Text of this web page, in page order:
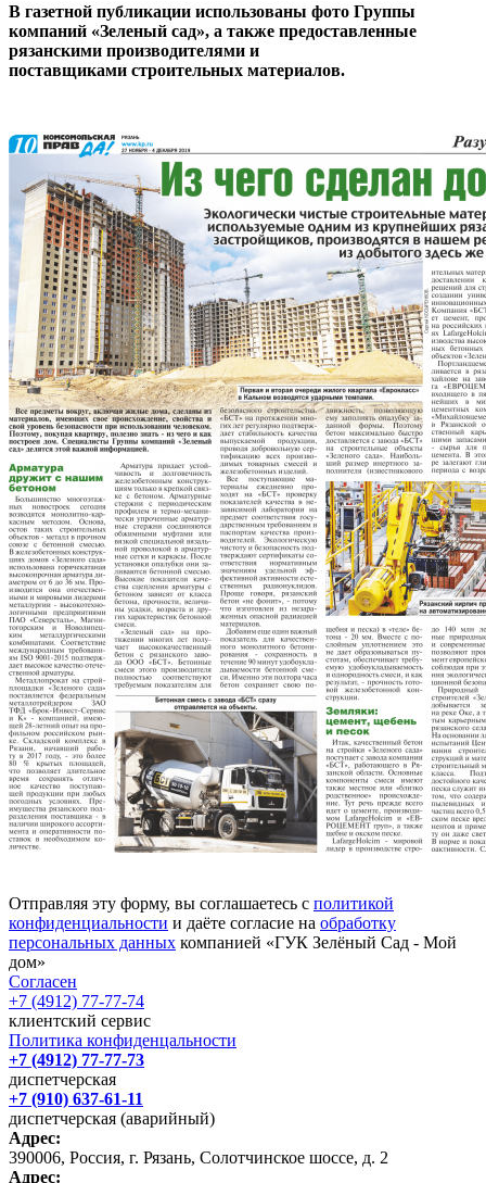
В газетной публикации использованы фото Группы
компаний «Зеленый сад», а также предоставленные
рязанскими производителями и
поставщиками строительных материалов.
Отправляя эту форму, вы соглашаетесь с политикой
конфиденциальности и даёте согласие на обработку
персональных данных компанией «ГУК Зелёный Сад - Мой
дом»
Согласен
+7 (4912) 77-77-74
клиентский сервис
Политика конфиденцальности
+7 (4912) 77-77-73
диспетчерская
+7 (910) 637-61-11
диспетчерская (аварийный)
Адрес:
390006, Россия, г. Рязань, Солотчинское шоссе, д. 2
Адрес: